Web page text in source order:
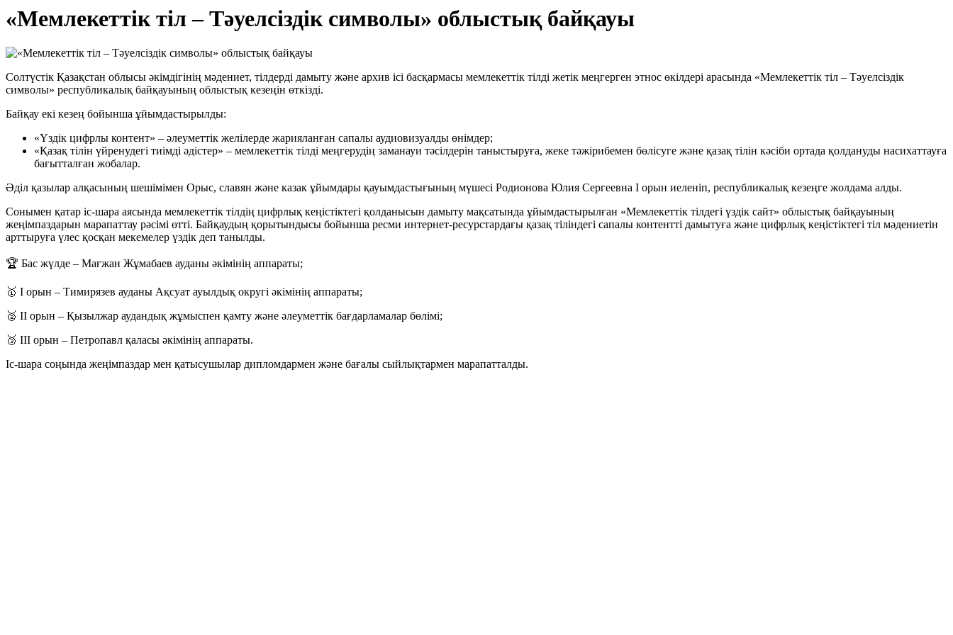
«Мемлекеттік тіл – Тәуелсіздік символы» облыстық байқауы
Солтүстік Қазақстан облысы әкімдігінің мәдениет, тілдерді дамыту және архив ісі басқармасы мемлекеттік тілді жетік меңгерген этнос өкілдері арасында «Мемлекеттік тіл – Тәуелсіздік
символы» республикалық байқауының облыстық кезеңін өткізді.
Байқау екі кезең бойынша ұйымдастырылды:
«Үздік цифрлы контент» – әлеуметтік желілерде жарияланған сапалы аудиовизуалды өнімдер;
«Қазақ тілін үйренудегі тиімді әдістер» – мемлекеттік тілді меңгерудің заманауи тәсілдерін таныстыруға, жеке тәжірибемен бөлісуге және қазақ тілін кәсіби ортада қолдануды насихаттауға
бағытталған жобалар.
Әділ қазылар алқасының шешімімен Орыс, славян және казак ұйымдары қауымдастығының мүшесі Родионова Юлия Сергеевна І орын иеленіп, республикалық кезеңге жолдама алды.
Сонымен қатар іс-шара аясында мемлекеттік тілдің цифрлық кеңістіктегі қолданысын дамыту мақсатында ұйымдастырылған «Мемлекеттік тілдегі үздік сайт» облыстық байқауының
жеңімпаздарын марапаттау рәсімі өтті. Байқаудың қорытындысы бойынша ресми интернет-ресурстардағы қазақ тіліндегі сапалы контентті дамытуға және цифрлық кеңістіктегі тіл мәдениетін
арттыруға үлес қосқан мекемелер үздік деп танылды.
🏆 Бас жүлде – Мағжан Жұмабаев ауданы әкімінің аппараты;
🥇 І орын – Тимирязев ауданы Ақсуат ауылдық округі әкімінің аппараты;
🥈 ІІ орын – Қызылжар аудандық жұмыспен қамту және әлеуметтік бағдарламалар бөлімі;
🥉 ІІІ орын – Петропавл қаласы әкімінің аппараты.
Іс-шара соңында жеңімпаздар мен қатысушылар дипломдармен және бағалы сыйлықтармен марапатталды.